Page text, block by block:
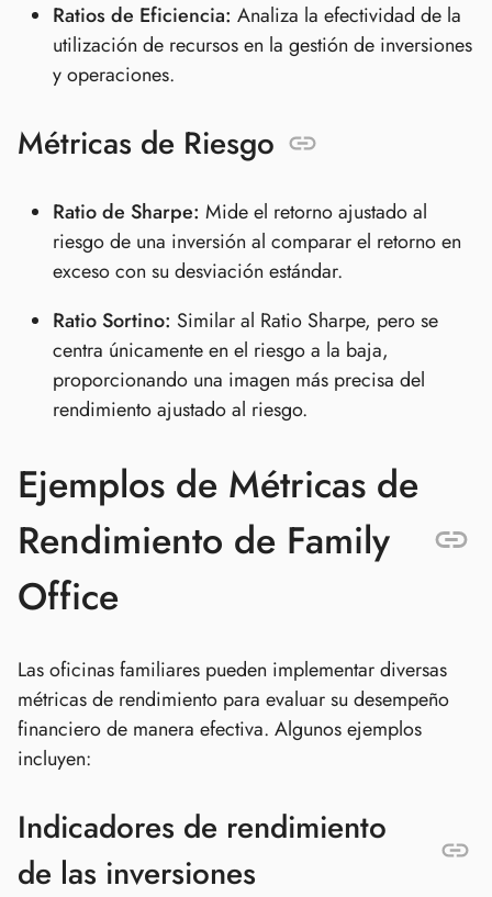
Ratios de Eficiencia: Analiza la efectividad de la
utilización de recursos en la gestión de inversiones
y operaciones.
Métricas de Riesgo
Ratio de Sharpe: Mide el retorno ajustado al
riesgo de una inversión al comparar el retorno en
exceso con su desviación estándar.
Ratio Sortino: Similar al Ratio Sharpe, pero se
centra únicamente en el riesgo a la baja,
proporcionando una imagen más precisa del
rendimiento ajustado al riesgo.
Ejemplos de Métricas de
Rendimiento de Family
Office
Las oficinas familiares pueden implementar diversas
métricas de rendimiento para evaluar su desempeño
financiero de manera efectiva. Algunos ejemplos
incluyen:
Indicadores de rendimiento
de las inversiones